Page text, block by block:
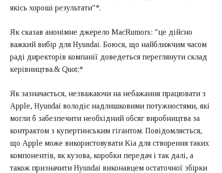
якісь хороші результати"*.
Як сказав анонімне джерело MacRumors: "це дійсно
важкий вибір для Hyundai. Боюся, що найближчим часом
раді директорів компанії доведеться переглянути склад
керівництва.& Quot;*
Як зазначається, незважаючи на небажання працювати з
Apple, Hyundai володіє надлишковими потужностями, які
могли б забезпечити необхідний обсяг виробництва за
контрактом з купертинським гігантом. Повідомляється,
що Apple може використовувати Kia для створення таких
компонентів, як кузова, коробки передач і так далі, а
також призначити Hyundai виконавцем остаточної збірки